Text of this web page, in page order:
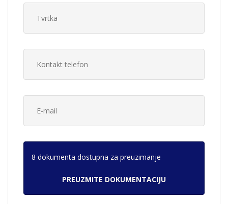
8 dokumenta dostupna za preuzimanje